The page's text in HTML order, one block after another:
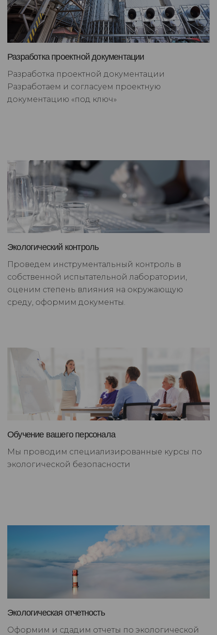
Разработка проектной документации
Разработка проектной документации
Разработаем и согласуем проектную
документацию «под ключ»
Экологический контроль
Проведем инструментальный контроль в
собственной испытательной лаборатории,
оценим степень влияния на окружающую
среду, оформим документы.
Обучение вашего персонала
Мы проводим специализированные курсы по
экологической безопасности
Экологическая отчетность
Оформим и сдадим отчеты по экологической